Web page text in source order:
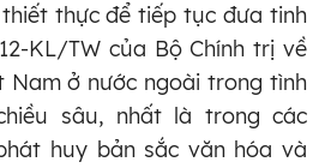
thực để tiếp tục đưa tinh
KL/TW của Bộ Chính trị về
Nam ở nước ngoài trong tình
sâu, nhất là trong các
huy bản sắc văn hóa và